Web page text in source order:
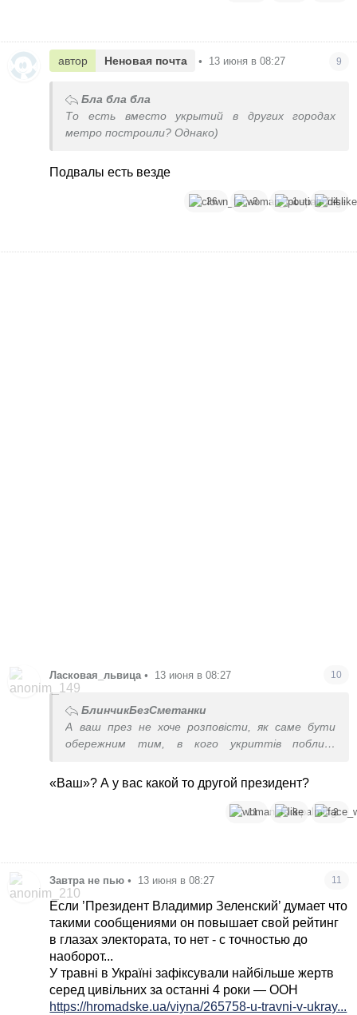
автор Неновая почта • 13 июня в 08:27 9
Бла бла бла
То есть вместо укрытий в других городах
метро построили? Однако)
Подвалы есть везде
26 3 1 4
Ласковая_львица • 13 июня в 08:27 10
БлинчикБезСметанки
А ваш през не хоче розповісти, як саме бути
обережним тим, в кого укриттів поблизу
«Ваш»? А у вас какой то другой президент?
11 8 2
Завтра не пью • 13 июня в 08:27 11
Если ’Президент Владимир Зеленский’ думает что
такими сообщениями он повышает свой рейтинг
в глазах электората, то нет - с точностью до
наоборот...
У травні в Україні зафіксували найбільше жертв
серед цивільних за останні 4 роки — ООН
https://hromadske.ua/viyna/265758-u-travni-v-ukray...